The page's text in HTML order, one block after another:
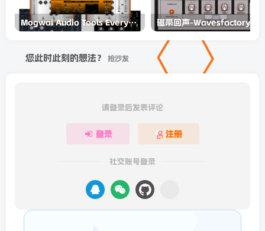
Mogwai Audio Tools Everything Bundle v2021.03 Incl Keygen-R2R
您此时此刻的想法？ 抢沙发
请登录后发表评论
登录 注册
社交账号登录